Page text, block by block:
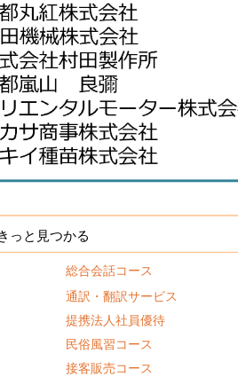
っと見つかる
総合会話コース
通訳・翻訳サービス
提携法人社員優待
民俗風習コース
接客販売コース